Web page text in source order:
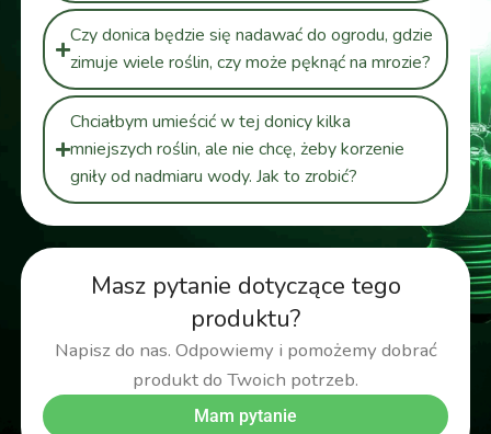
Masz pytanie dotyczące tego
produktu?
Napisz do nas. Odpowiemy i pomożemy dobrać
produkt do Twoich potrzeb.
Mam pytanie
Czy donica będzie się nadawać do ogrodu, gdzie
zimuje wiele roślin, czy może pęknąć na mrozie?
Chciałbym umieścić w tej donicy kilka
mniejszych roślin, ale nie chcę, żeby korzenie
gniły od nadmiaru wody. Jak to zrobić?